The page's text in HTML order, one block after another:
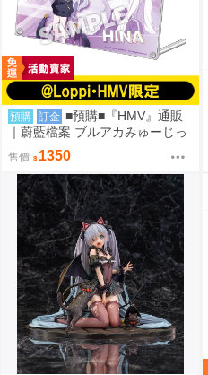
預購 訂金 ■預購■『HMV』通販
｜蔚藍檔案 ブルアカみゅーじっ
く♪3D LIVE『空崎陽奈&早瀨優
香&尾刃環奈&錠前沙織』壓克力
板。[0912]
售價 1350